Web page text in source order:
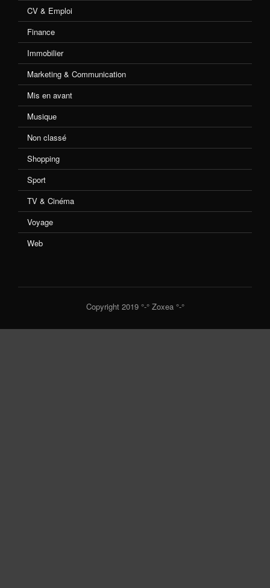
CV & Emploi
Finance
Immobilier
Marketing & Communication
Mis en avant
Musique
Non classé
Shopping
Sport
TV & Cinéma
Voyage
Web
Copyright 2019 °-° Zoxea °-°